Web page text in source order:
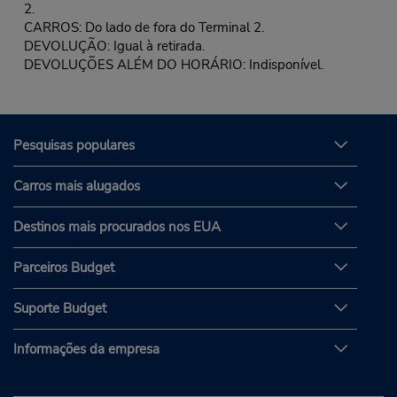
2.
CARROS: Do lado de fora do Terminal 2.
DEVOLUÇÃO: Igual à retirada.
DEVOLUÇÕES ALÉM DO HORÁRIO: Indisponível.
Pesquisas populares
Carros mais alugados
Destinos mais procurados nos EUA
Parceiros Budget
Suporte Budget
Informações da empresa